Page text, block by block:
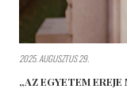
2025. AUGUSZTUS 29.
„AZ EGYETEM